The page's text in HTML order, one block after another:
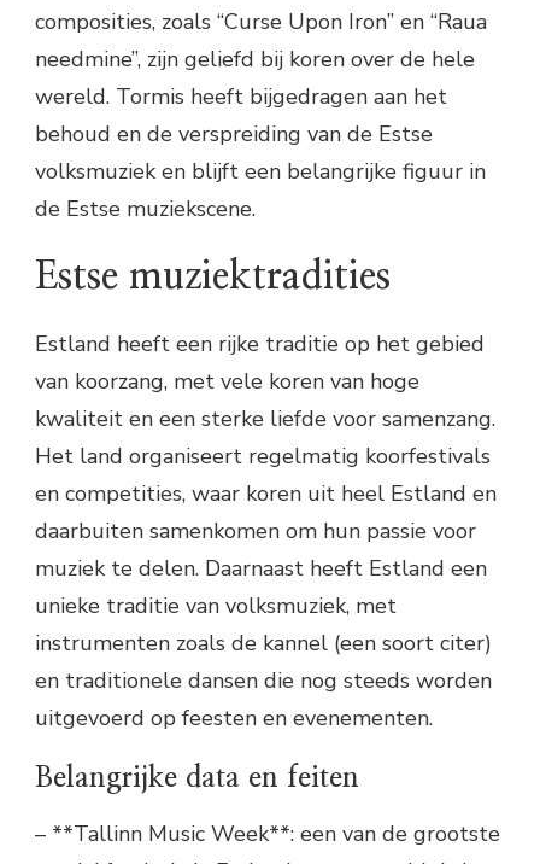
composities, zoals “Curse Upon Iron” en “Raua
needmine”, zijn geliefd bij koren over de hele
wereld. Tormis heeft bijgedragen aan het
behoud en de verspreiding van de Estse
volksmuziek en blijft een belangrijke figuur in
de Estse muziekscene.
Estse muziektradities
Estland heeft een rijke traditie op het gebied
van koorzang, met vele koren van hoge
kwaliteit en een sterke liefde voor samenzang.
Het land organiseert regelmatig koorfestivals
en competities, waar koren uit heel Estland en
daarbuiten samenkomen om hun passie voor
muziek te delen. Daarnaast heeft Estland een
unieke traditie van volksmuziek, met
instrumenten zoals de kannel (een soort citer)
en traditionele dansen die nog steeds worden
uitgevoerd op feesten en evenementen.
Belangrijke data en feiten
– **Tallinn Music Week**: een van de grootste